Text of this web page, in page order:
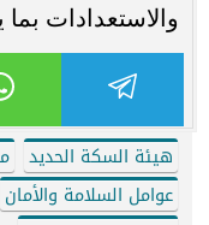
والاستعدادات
هيئة السكة الحديد
عوامل السلامة والأمان